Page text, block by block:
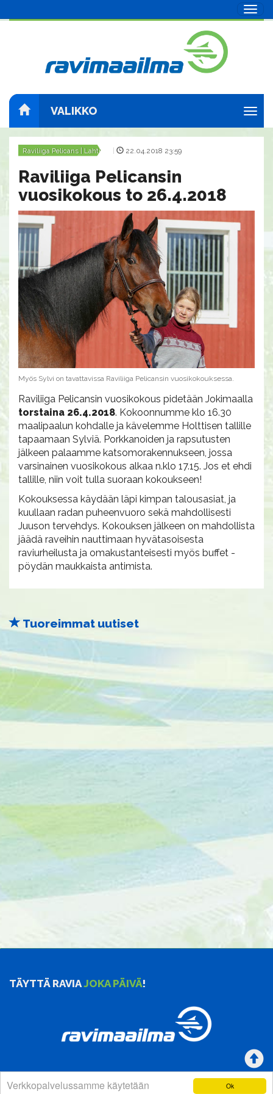
Ok
Verkkopalvelussamme käytetään
VALIKKO
Raviliiga Pelicans | Lahti | 22.04.2018 23:59
Raviliiga Pelicansin
vuosikokous to 26.4.2018
Myös Sylvi on tavattavissa Raviliiga Pelicansin vuosikokouksessa.
Raviliiga Pelicansin vuosikokous pidetään Jokimaalla
torstaina 26.4.2018. Kokoonnumme klo 16.30
maalipaalun kohdalle ja kävelemme Holttisen tallille
tapaamaan Sylviä. Porkkanoiden ja rapsutusten
jälkeen palaamme katsomorakennukseen, jossa
varsinainen vuosikokous alkaa n.klo 17.15. Jos et ehdi
tallille, niin voit tulla suoraan kokoukseen!
Kokouksessa käydään läpi kimpan talousasiat, ja
kuullaan radan puheenvuoro sekä mahdollisesti
Juuson tervehdys. Kokouksen jälkeen on mahdollista
jäädä raveihin nauttimaan hyvätasoisesta
raviurheilusta ja omakustanteisesti myös buffet -
pöydän maukkaista antimista.
Tuoreimmat uutiset
TÄYTTÄ RAVIAJOKA PÄIVÄ!
YHTEYSTIEDOT